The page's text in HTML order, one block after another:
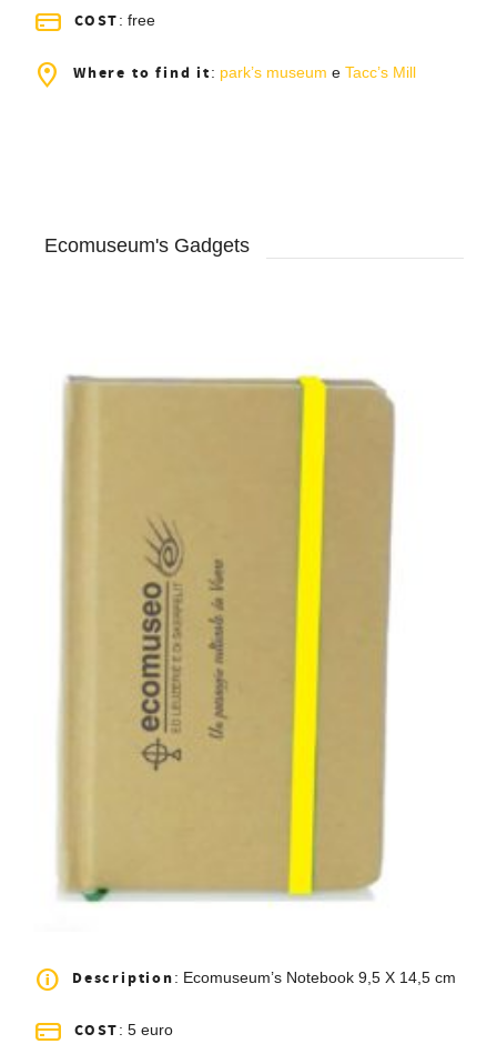
COST: free
Where to find it: park’s museum e Tacc’s Mill
Ecomuseum's Gadgets
Description: Ecomuseum’s Notebook 9,5 X 14,5 cm
COST: 5 euro